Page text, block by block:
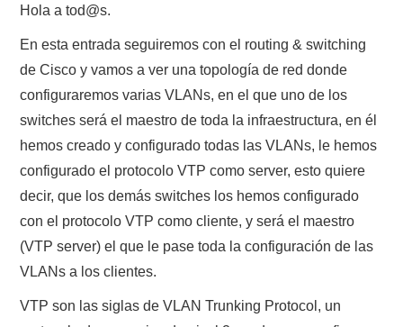
POLÍTICA DE PRIVACIDAD
Hola a tod@s.
En esta entrada seguiremos con el routing & switching
de Cisco y vamos a ver una topología de red donde
configuraremos varias VLANs, en el que uno de los
switches será el maestro de toda la infraestructura, en él
hemos creado y configurado todas las VLANs, le hemos
configurado el protocolo VTP como server, esto quiere
decir, que los demás switches los hemos configurado
con el protocolo VTP como cliente, y será el maestro
(VTP server) el que le pase toda la configuración de las
VLANs a los clientes.
VTP son las siglas de VLAN Trunking Protocol, un